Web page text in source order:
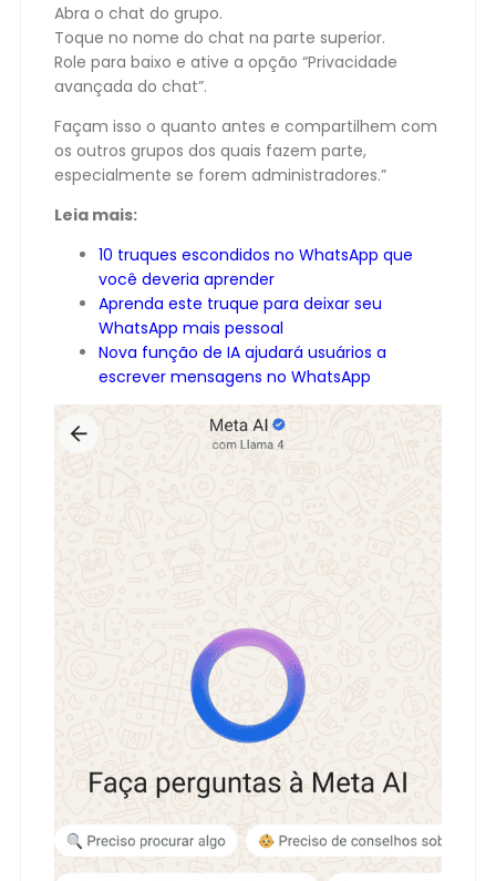
Abra o chat do grupo.
Toque no nome do chat na parte superior.
Role para baixo e ative a opção “Privacidade
avançada do chat”.
Façam isso o quanto antes e compartilhem com
os outros grupos dos quais fazem parte,
especialmente se forem administradores.”
Leia mais:
10 truques escondidos no WhatsApp que
você deveria aprender
Aprenda este truque para deixar seu
WhatsApp mais pessoal
Nova função de IA ajudará usuários a
escrever mensagens no WhatsApp